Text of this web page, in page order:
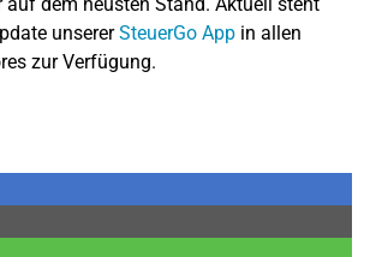
unsererSteuerGo App in allen
zur Verfügung.